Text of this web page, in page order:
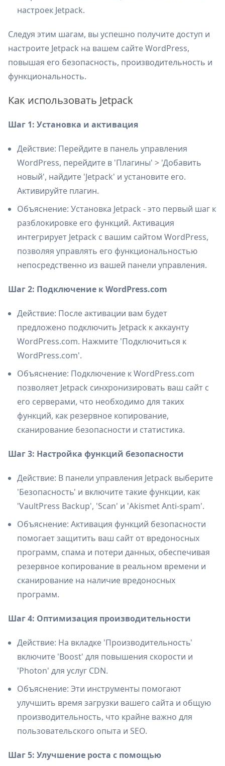
настроек Jetpack.
Следуя этим шагам, вы успешно получите доступ и
настроите Jetpack на вашем сайте WordPress,
повышая его безопасность, производительность и
функциональность.
Как использовать Jetpack
Шаг 1: Установка и активация
Действие: Перейдите в панель управления
WordPress, перейдите в 'Плагины' > 'Добавить
новый', найдите 'Jetpack' и установите его.
Активируйте плагин.
Объяснение: Установка Jetpack - это первый шаг к
разблокировке его функций. Активация
интегрирует Jetpack с вашим сайтом WordPress,
позволяя управлять его функциональностью
непосредственно из вашей панели управления.
Шаг 2: Подключение к WordPress.com
Действие: После активации вам будет
предложено подключить Jetpack к аккаунту
WordPress.com. Нажмите 'Подключиться к
WordPress.com'.
Объяснение: Подключение к WordPress.com
позволяет Jetpack синхронизировать ваш сайт с
его серверами, что необходимо для таких
функций, как резервное копирование,
сканирование безопасности и статистика.
Шаг 3: Настройка функций безопасности
Действие: В панели управления Jetpack выберите
'Безопасность' и включите такие функции, как
'VaultPress Backup', 'Scan' и 'Akismet Anti-spam'.
Объяснение: Активация функций безопасности
помогает защитить ваш сайт от вредоносных
программ, спама и потери данных, обеспечивая
резервное копирование в реальном времени и
сканирование на наличие вредоносных
программ.
Шаг 4: Оптимизация производительности
Действие: На вкладке 'Производительность'
включите 'Boost' для повышения скорости и
'Photon' для услуг CDN.
Объяснение: Эти инструменты помогают
улучшить время загрузки вашего сайта и общую
производительность, что крайне важно для
пользовательского опыта и SEO.
Шаг 5: Улучшение роста с помощью